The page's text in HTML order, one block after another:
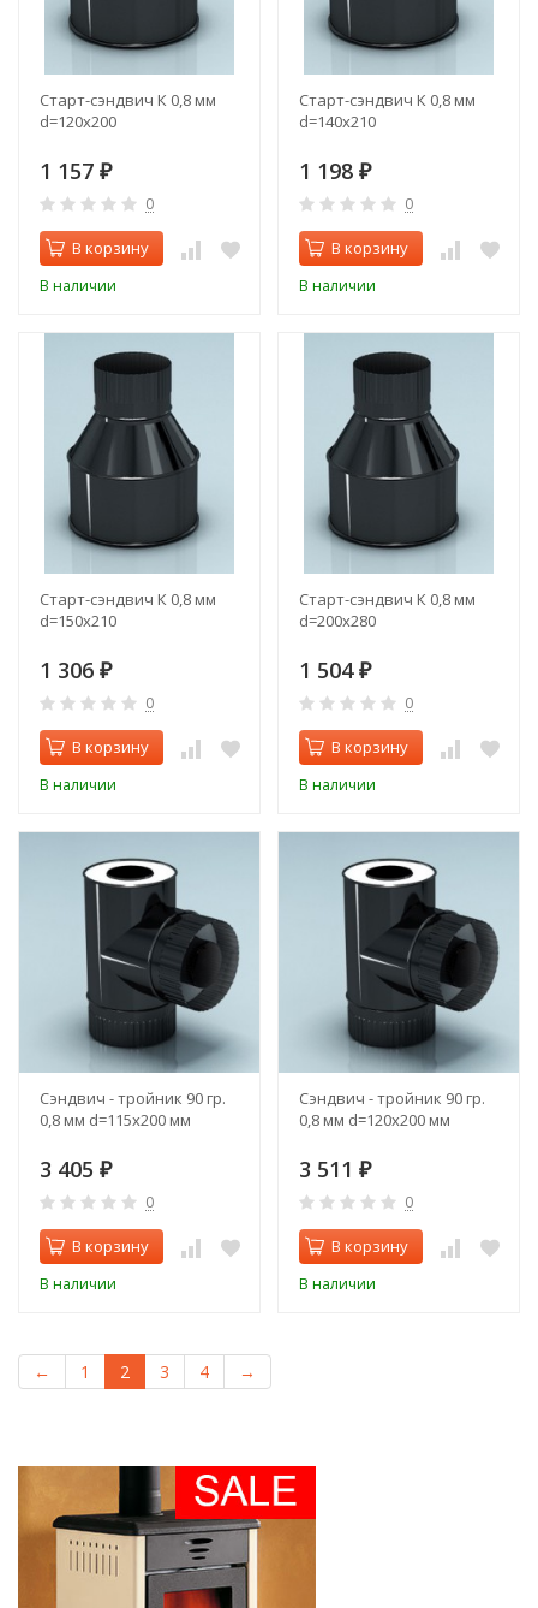
Старт-сэндвич К 0,8 мм
d=120х200
1 157 ₽
0
В корзину
В наличии
Старт-сэндвич К 0,8 мм
d=140х210
1 198 ₽
0
В корзину
В наличии
Старт-сэндвич К 0,8 мм
d=150х210
1 306 ₽
0
В корзину
В наличии
Старт-сэндвич К 0,8 мм
d=200х280
1 504 ₽
0
В корзину
В наличии
Сэндвич - тройник 90 гр.
0,8 мм d=115х200 мм
3 405 ₽
0
В корзину
В наличии
Сэндвич - тройник 90 гр.
0,8 мм d=120х200 мм
3 511 ₽
0
В корзину
В наличии
← 1 2 3 4 →